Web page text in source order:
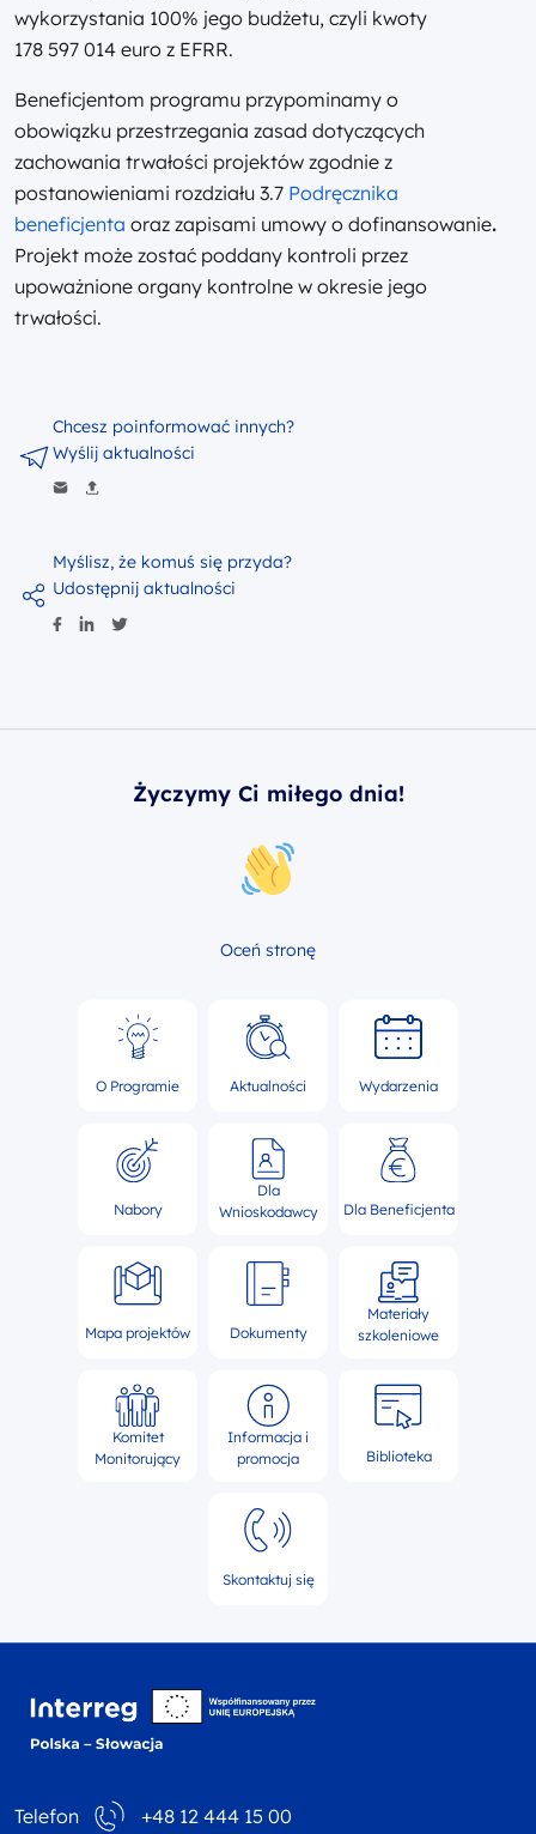
wykorzystania 100% jego budżetu, czyli kwoty
178 597 014 euro z EFRR.
Beneficjentom programu przypominamy o
obowiązku przestrzegania zasad dotyczących
zachowania trwałości projektów zgodnie z
postanowieniami rozdziału 3.7 Podręcznika
beneficjenta oraz zapisami umowy o dofinansowanie.
Projekt może zostać poddany kontroli przez
upoważnione organy kontrolne w okresie jego
trwałości.
Myślisz, że komuś się przyda?
Udostępnij aktualności
Chcesz poinformować innych?
Wyślij aktualności
Życzymy Ci miłego dnia!
Oceń stronę
O Programie Aktualności Wydarzenia
Nabory
Dla
Wnioskodawcy
Dla Beneficjenta
Mapa projektów Dokumenty
Materiały
szkoleniowe
Komitet
Monitorujący
Informacja i
promocja
Biblioteka
Skontaktuj się
Telefon +48 12 444 15 00